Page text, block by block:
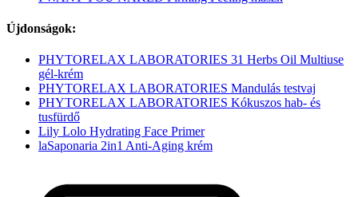
Újdonságok:
PHYTORELAX LABORATORIES 31 Herbs Oil Multiuse
gél-krém
PHYTORELAX LABORATORIES Mandulás testvaj
PHYTORELAX LABORATORIES Kókuszos hab- és
tusfürdő
Lily Lolo Hydrating Face Primer
laSaponaria 2in1 Anti-Aging krém